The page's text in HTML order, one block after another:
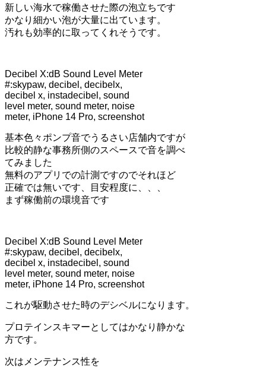
新しい海水で稼働させた際の泡立ちです
かなり細かい泡が大量に出ています。
汚れも効率的に取ってくれそうです。
Decibel X:dB Sound Level Meter
#:skypaw, decibel, decibelx,
decibel x, instadecibel, sound
level meter, sound meter, noise
meter, iPhone 14 Pro, screenshot
基本色々ポンプ音でうるさい店舗内ですが
比較的静な事務所側のスペースで音を調べ
てみました
無料のアプリでの計測ですのでそれほど
正確では無いです、目安程度に、、、
まず稼働前の環境音です
Decibel X:dB Sound Level Meter
#:skypaw, decibel, decibelx,
decibel x, instadecibel, sound
level meter, sound meter, noise
meter, iPhone 14 Pro, screenshot
これが駆動させた時のデシベルになります。
プロテインスキマーとしてはかなり静かな
方です。
次はメンテナンス性を